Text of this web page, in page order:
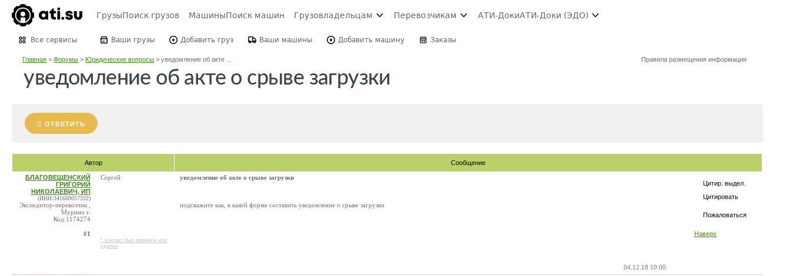
ГрузыПоиск грузов МашиныПоиск машин Грузовладельцам Перевозчикам АТИ-ДокиАТИ-Доки (ЭДО)
Все сервисы Ваши грузы Добавить груз Ваши машины Добавить машину Заказы
Главная >Форумы >Юридические вопросы >уведомление об акте ... Правила размещения информации
уведомление об акте о срыве загрузки
ОТВЕТИТЬ
Автор Сообщение
Цитир. выдел.
Цитировать
Пожаловаться
Наверх
БЛАГОВЕЩЕНСКИЙ
ГРИГОРИЙ
НИКОЛАЕВИЧ, ИП
(ИНН:341600057332)
Экспедитор-перевозчик ,
Мурино г.
Код:1174274
#1
Сергей
* контакт был изменен или
удален
уведомление об акте о срыве загрузки
подскажите как, в какой форме составить уведомление о срыве загрузки
04.12.18 10:00